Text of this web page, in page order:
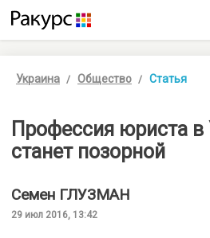
Украина Общество Статья
Профессия юриста в
станет позорной
Семен ГЛУЗМАН
29 июл 2016, 13:42